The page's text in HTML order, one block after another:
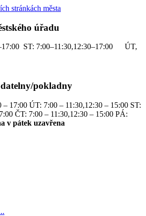
stránkách města
úřadu
ST: 7:00–11:30,12:30–17:00 ÚT,
pokladny
– 17:00 ÚT: 7:00 – 11:30,12:30 – 15:00 ST:
ČT: 7:00 – 11:30,12:30 – 15:00 PÁ:
v pátek uzavřena